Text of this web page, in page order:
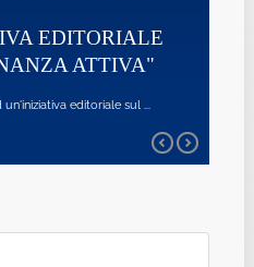
SURVEY SULLA
ICT SECURITY -
CONGIUNTA DEI
E CYBERSECURITY